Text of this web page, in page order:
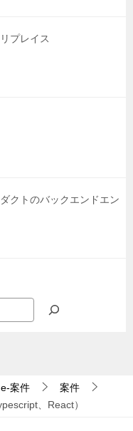
プレイス
クトのバックエンドエン
e-案件
案件
、React）